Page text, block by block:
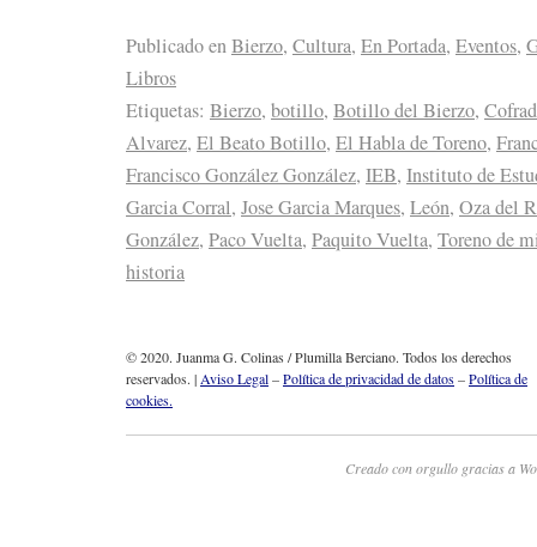
Publicado enBierzo, Cultura, En Portada, Eventos,
Libros
Etiquetas: Bierzo, botillo, Botillo del Bierzo,
Alvarez, El Beato Botillo, El Habla de Toreno,
Francisco González González, IEB, Instituto de
Garcia Corral, Jose Garcia Marques, León, Oza del
González, Paco Vuelta, Paquito Vuelta, Toreno de
historia
© 2020. Juanma G. Colinas / Plumilla Berciano. Todos los derechos
reservados. | Aviso Legal–Política de privacidad de datos–Política de
cookies.
Creado con orgullo gracias a